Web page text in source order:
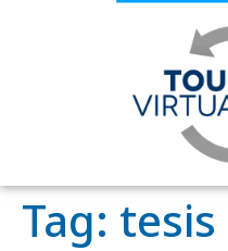
Tag: tesis